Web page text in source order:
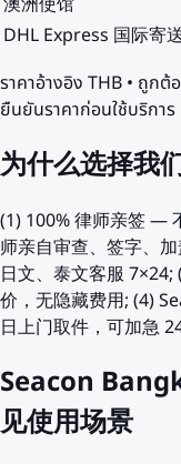
DHL Express 国际寄
ราคาอ้างอิง THB • ถูกต้
ยืนยันราคาก่อนใช้บริการ
为什么选择我
(1) 100% 律师亲签 —
师亲自审查、签字、
日文、泰文客服
价，无隐藏费用; (4)
日上门取件，可加急
Seacon
见使用场景